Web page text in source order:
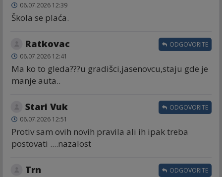
06.07.2026 12:39
Škola se plaća.
Ratkovac
06.07.2026 12:41
Ma ko to gleda???u gradišci,jasenovcu,staju gde je
manje auta..
ODGOVORITE
Stari Vuk
06.07.2026 12:51
Protiv sam ovih novih pravila ali ih ipak treba
postovati ....nazalost
ODGOVORITE
Trn ODGOVORITE